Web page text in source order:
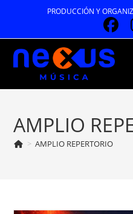
contenido
PRODUCCIÓN Y
AMPLIO
> AMPLIO REPERTORIO